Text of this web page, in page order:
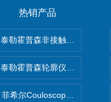
热销产品
泰勒霍普森非接触式轮廓仪
泰勒霍普森轮廓仪|TAYLOR
菲希尔Couloscope CMS2电